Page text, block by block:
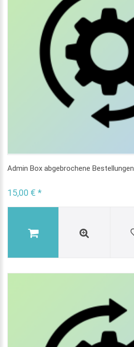
Admin Box abgebrochene Bestellungen
15,00 € *